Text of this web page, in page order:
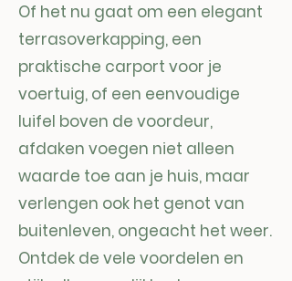
Of het nu gaat om een elegant
terrasoverkapping, een
praktische carport voor je
voertuig, of een eenvoudige
luifel boven de voordeur,
afdaken voegen niet alleen
waarde toe aan je huis, maar
verlengen ook het genot van
buitenleven, ongeacht het weer.
Ontdek de vele voordelen en